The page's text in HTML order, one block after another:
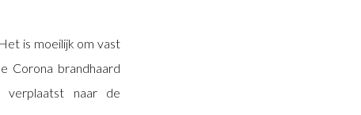
is moeilijk om vast
brandhaard
verplaatst naar de